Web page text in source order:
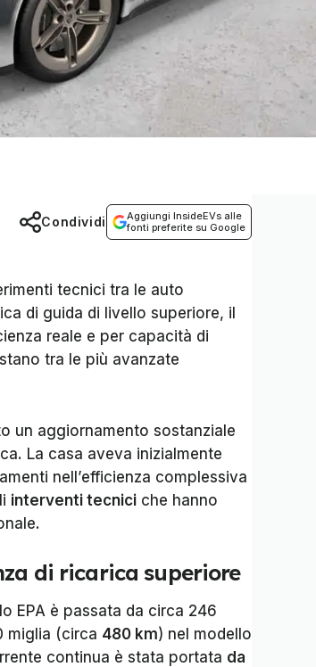
Aggiungi InsideEVs alle
fonti preferite su Google
Condividi
tecnici tra le auto
di guida di livello superiore, il
reale e per capacità di
tra le più avanzate
un aggiornamento sostanziale
La casa aveva inizialmente
nell’efficienza complessiva
interventi tecnici che hanno
di ricarica superiore
EPA è passata da circa 246
miglia (circa 480 km) nel modello
continua è stata portata da